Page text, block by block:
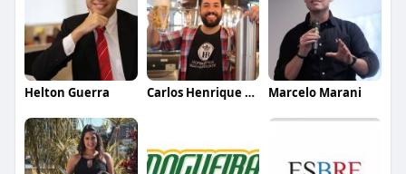
Helton Guerra Carlos Henrique de Faria Vasconcelos Marcelo Marani